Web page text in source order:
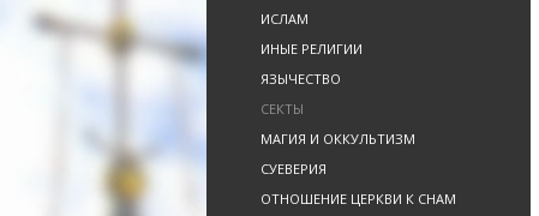
ИСЛАМ
ИНЫЕ РЕЛИГИИ
ЯЗЫЧЕСТВО
СЕКТЫ
МАГИЯ И ОККУЛЬТИЗМ
СУЕВЕРИЯ
ОТНОШЕНИЕ ЦЕРКВИ К СНАМ